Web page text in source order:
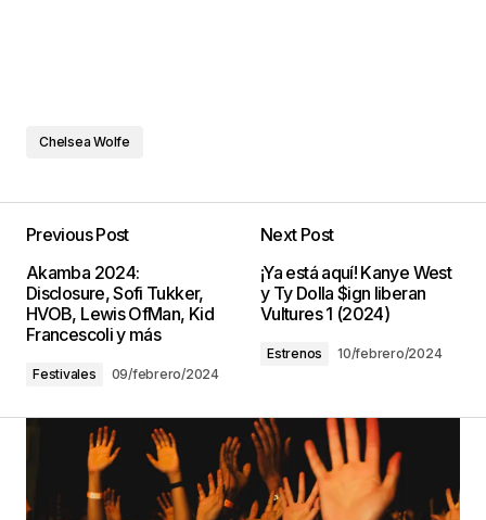
Chelsea Wolfe
Previous Post
Akamba 2024:
Disclosure, Sofi Tukker,
HVOB, Lewis OfMan, Kid
Francescoli y más
Festivales 09/febrero/2024
Next Post
¡Ya está aquí! Kanye West
y Ty Dolla $ign liberan
Vultures 1 (2024)
Estrenos 10/febrero/2024